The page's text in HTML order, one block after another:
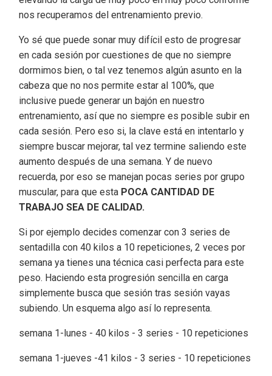
nos recuperamos del entrenamiento previo.
Yo sé que puede sonar muy difícil esto de progresar
en cada sesión por cuestiones de que no siempre
dormimos bien, o tal vez tenemos algún asunto en la
cabeza que no nos permite estar al 100%, que
inclusive puede generar un bajón en nuestro
entrenamiento, así que no siempre es posible subir en
cada sesión. Pero eso si, la clave está en intentarlo y
siempre buscar mejorar, tal vez termine saliendo este
aumento después de una semana. Y de nuevo
recuerda, por eso se manejan pocas series por grupo
muscular, para que esta POCA CANTIDAD DE
TRABAJO SEA DE CALIDAD.
Si por ejemplo decides comenzar con 3 series de
sentadilla con 40 kilos a 10 repeticiones, 2 veces por
semana ya tienes una técnica casi perfecta para este
peso. Haciendo esta progresión sencilla en carga
simplemente busca que sesión tras sesión vayas
subiendo. Un esquema algo así lo representa.
semana 1-lunes - 40 kilos - 3 series - 10 repeticiones
semana 1-jueves -41 kilos - 3 series - 10 repeticiones